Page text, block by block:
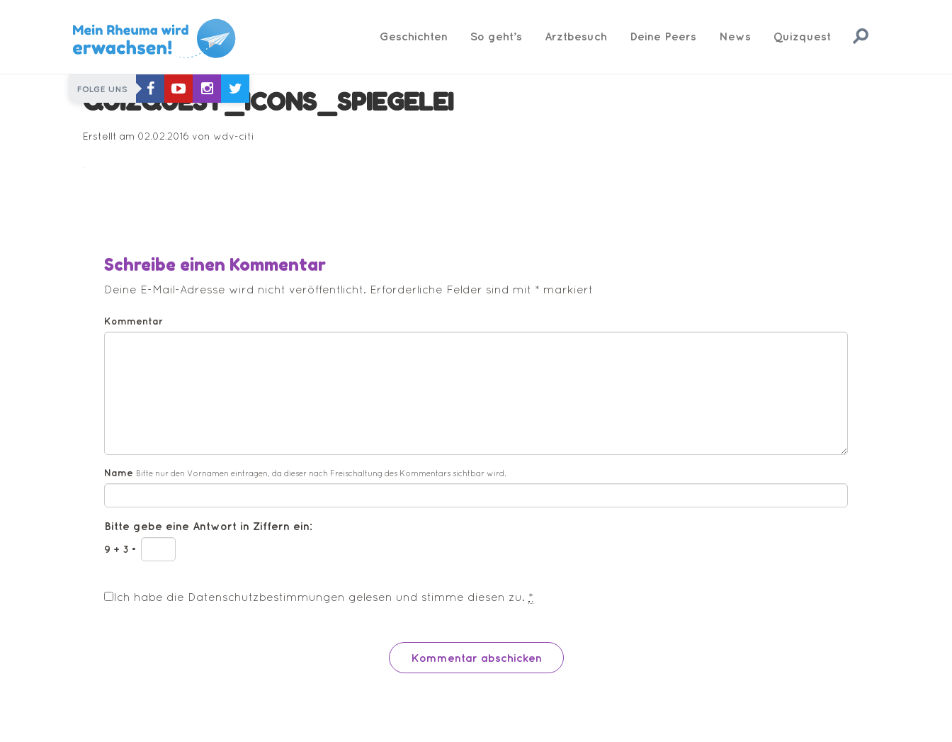
Geschichten So geht’s Arztbesuch Deine Peers News Quizquest
FOLGE UNS
QUIZQUEST_ICONS_SPIEGELEI
Erstellt am 02.02.2016 von wdv-citi
Schreibe einen Kommentar
Deine E-Mail-Adresse wird nicht veröffentlicht. Erforderliche Felder sind mit * markiert
Kommentar
Name Bitte nur den Vornamen eintragen, da dieser nach Freischaltung des Kommentars sichtbar wird.
Bitte gebe eine Antwort in Ziffern ein:
9 + 3 =
Ich habe die Datenschutzbestimmungen gelesen und stimme diesen zu. *